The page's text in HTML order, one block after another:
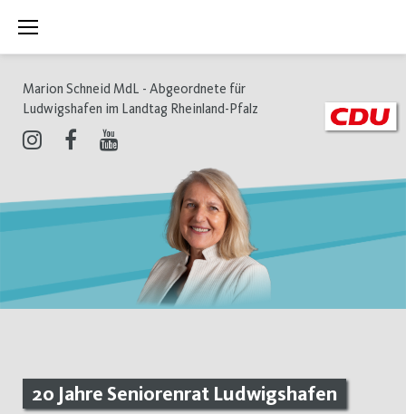
Inhalt
Marion Schneid MdL - Abgeordnete für
Ludwigshafen im Landtag Rheinland-Pfalz
20 Jahre Seniorenrat Ludwigshafen